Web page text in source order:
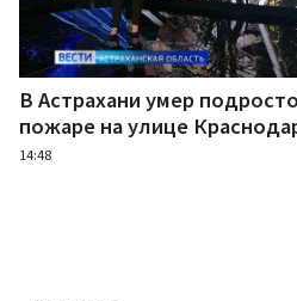
В Астрахани умер
пожаре на улице
14:48